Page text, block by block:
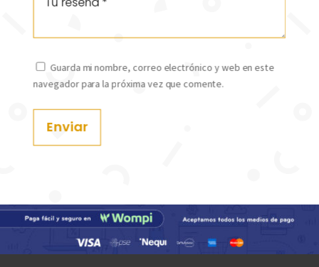
Guarda mi nombre, correo electrónico y web en este
navegador para la próxima vez que comente.
Enviar